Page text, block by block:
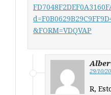
&FORM=VDQVAP
29/10/
R,